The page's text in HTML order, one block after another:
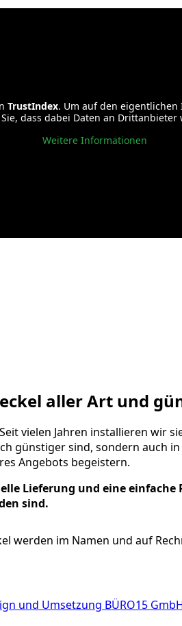
TrustIndex. Um auf den
dass dabei Daten an
Weitere Informationen
aller Art und
vielen Jahren installieren
günstiger sind, sondern auch
Angebots begeistern.
Lieferung und eine
sind.
werden im Namen und auf
und Umsetzung BÜRO15